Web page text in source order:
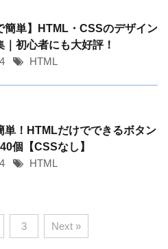
簡単】HTML・CSSのデザイン
｜初心者にも大好評！
HTML
単！HTMLだけでできるボタン
個【CSSなし】
HTML
3 Next »